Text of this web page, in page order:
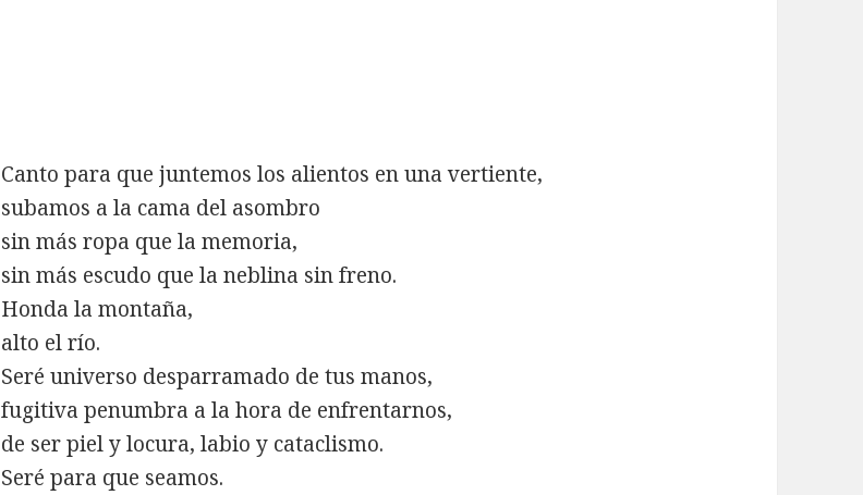
Canto para que juntemos los alientos en una vertiente,
subamos a la cama del asombro
sin más ropa que la memoria,
sin más escudo que la neblina sin freno.
Honda la montaña,
alto el río.
Seré universo desparramado de tus manos,
fugitiva penumbra a la hora de enfrentarnos,
de ser piel y locura, labio y cataclismo.
Seré para que seamos.